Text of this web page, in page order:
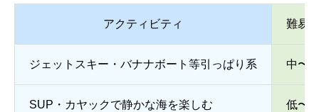
アクティビティ 難易
ジェットスキー・バナナボート等引っぱり系 中〜
SUP・カヤックで静かな海を楽しむ 低〜